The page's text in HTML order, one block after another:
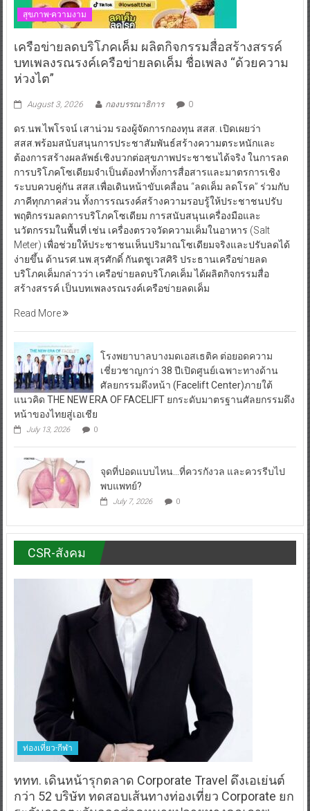
สุขภาพ-ความงาม
เครือข่ายลดบริโภคเค็ม ผลิตกิจกรรมสื่อสร้างสรรค์
บทเพลงรณรงค์เครือข่ายลดเค็ม ชื่อเพลง “ด้วยความ
ห่วงไต”
August 3, 2026 กองบรรณาธิการ 0
ดร.นพ.ไพโรจน์ เสาน่วม รองผู้จัดการกองทุน สสส. เปิดเผยว่า
สสส.พร้อมสนับสนุนการประชาสัมพันธ์สร้างความตระหนักและ
ต้องการสร้างผลลัพธ์เชิงบวกต่อสุขภาพประชาชนได้จริง ในการลด
การบริโภคโซเดียมจำเป็นต้องทำทั้งการสื่อสารและมาตรการเชิง
ระบบควบคู่กัน สสส.เพื่อเดินหน้าขับเคลื่อน “ลดเค็ม ลดโรค” ร่วมกับ
ภาคีทุกภาคส่วน ทั้งการรณรงค์สร้างความรอบรู้ให้ประชาชนปรับ
พฤติกรรมลดการบริโภคโซเดียม การสนับสนุนเครื่องมือและ
นวัตกรรมในพื้นที่ เช่น เครื่องตรวจวัดความเค็มในอาหาร (Salt
Meter) เพื่อช่วยให้ประชาชนเห็นปริมาณโซเดียมจริงและปรับลดได้
ง่ายขึ้น ด้านรศ.นพ.สุรศักดิ์ กันตชูเวสศิริ ประธานเครือข่ายลด
บริโภคเค็มกล่าวว่า เครือข่ายลดบริโภคเค็ม ได้ผลิตกิจกรรมสื่อ
สร้างสรรค์ เป็นบทเพลงรณรงค์เครือข่ายลดเค็ม
Read More
โรงพยาบาลบางมดเอสเธติค ต่อยอดความ
เชี่ยวชาญกว่า 38 ปีเปิดศูนย์เฉพาะทางด้าน
ศัลยกรรมดึงหน้า (Facelift Center)ภายใต้
แนวคิด THE NEW ERA OF FACELIFT ยกระดับมาตรฐานศัลยกรรมดึง
หน้าของไทยสู่เอเชีย
July 13, 2026 0
จุดที่ปอดแบบไหน…ที่ควรกังวล และควรรีบไป
พบแพทย์?
July 7, 2026 0
CSR-สังคม
ท่องเที่ยว-กีฬา
ททท. เดินหน้ารุกตลาด Corporate Travel ดึงเอเย่นต์
กว่า 52 บริษัท ทดสอบเส้นทางท่องเที่ยว Corporate ยก